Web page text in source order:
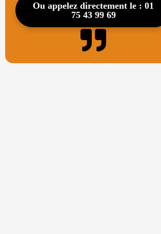
ou appelez directement le : 01
75 43 99 69